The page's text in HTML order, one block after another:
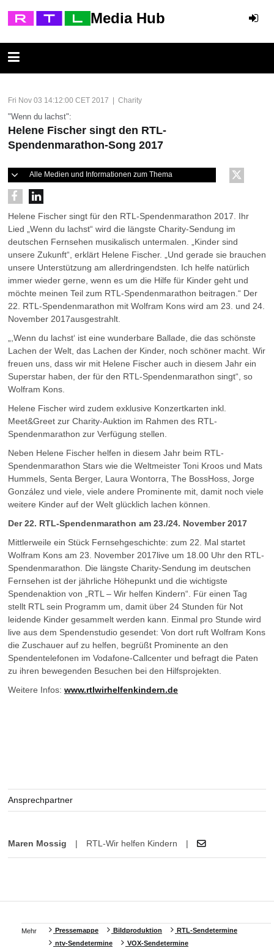
Media Hub
Fri Nov 03 14:12:00 CET 2017 | Charity
"Wenn du lachst":
Helene Fischer singt den RTL-
Spendenmarathon-Song 2017
Alle Medien und Informationen zum Thema
Helene Fischer singt für den RTL-Spendenmarathon 2017. Ihr
Lied „Wenn du lachst“ wird die längste Charity-Sendung im
deutschen Fernsehen musikalisch untermalen. „Kinder sind
unsere Zukunft“, erklärt Helene Fischer. „Und gerade sie brauchen
unsere Unterstützung am allerdringendsten. Ich helfe natürlich
immer wieder gerne, wenn es um die Hilfe für Kinder geht und
möchte meinen Teil zum RTL-Spendenmarathon beitragen.“ Der
22. RTL-Spendenmarathon mit Wolfram Kons wird am 23. und 24.
November 2017ausgestrahlt.
„,Wenn du lachst‘ ist eine wunderbare Ballade, die das schönste
Lachen der Welt, das Lachen der Kinder, noch schöner macht. Wir
freuen uns, dass wir mit Helene Fischer auch in diesem Jahr ein
Superstar haben, der für den RTL-Spendenmarathon singt“, so
Wolfram Kons.
Helene Fischer wird zudem exklusive Konzertkarten inkl.
Meet&Greet zur Charity-Auktion im Rahmen des RTL-
Spendenmarathon zur Verfügung stellen.
Neben Helene Fischer helfen in diesem Jahr beim RTL-
Spendenmarathon Stars wie die Weltmeister Toni Kroos und Mats
Hummels, Senta Berger, Laura Wontorra, The BossHoss, Jorge
González und viele, viele andere Prominente mit, damit noch viele
weitere Kinder auf der Welt glücklich lachen können.
Der 22. RTL-Spendenmarathon am 23./24. November 2017
Mittlerweile ein Stück Fernsehgeschichte: zum 22. Mal startet
Wolfram Kons am 23. November 2017live um 18.00 Uhr den RTL-
Spendenmarathon. Die längste Charity-Sendung im deutschen
Fernsehen ist der jährliche Höhepunkt und die wichtigste
Spendenaktion von „RTL – Wir helfen Kindern“. Für einen Tag
stellt RTL sein Programm um, damit über 24 Stunden für Not
leidende Kinder gesammelt werden kann. Einmal pro Stunde wird
live aus dem Spendenstudio gesendet: Von dort ruft Wolfram Kons
die Zuschauer auf zu helfen, begrüßt Prominente an den
Spendentelefonen im Vodafone-Callcenter und befragt die Paten
zu ihren bewegenden Besuchen bei den Hilfsprojekten.
Weitere Infos: www.rtlwirhelfenkindern.de
Ansprechpartner
Maren Mossig | RTL-Wir helfen Kindern |
Mehr Pressemappe Bildproduktion
RTL-Sendetermine
ntv-Sendetermine
VOX-Sendetermine